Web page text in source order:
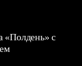
«Полдень» с